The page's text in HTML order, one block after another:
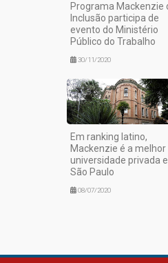
Programa Mackenzie
Inclusão participa de
evento do Ministério
Público do Trabalho
30/11/2020
Em ranking latino,
Mackenzie é a melhor
universidade privada
São Paulo
08/07/2020